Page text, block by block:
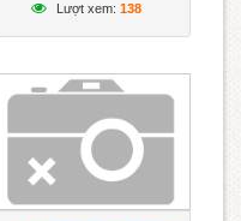
Lượt xem: 138